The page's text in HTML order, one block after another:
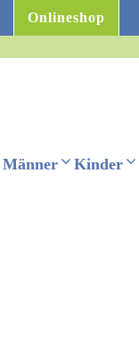
Onlineshop
Männer Kinder